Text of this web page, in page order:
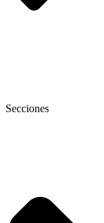
Secciones